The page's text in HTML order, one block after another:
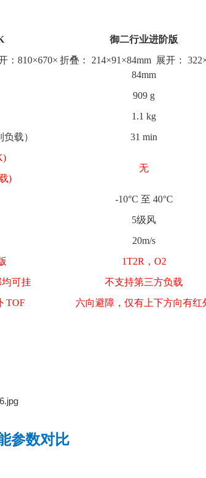
御二行业进阶版
：810×670× 折叠： 214×91×84mm 展开：
84mm
909 g
1.1 kg
载） 31 min
)
无
-10°C 至 40°C
5级风
20m/s
1T2R，O2
均可挂
不支持第三方负载
TOF 六向避障，仅有上下方向有红
参数对比